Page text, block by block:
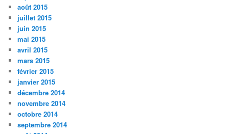
août 2015
juillet 2015
juin 2015
mai 2015
avril 2015
mars 2015
février 2015
janvier 2015
décembre 2014
novembre 2014
octobre 2014
septembre 2014